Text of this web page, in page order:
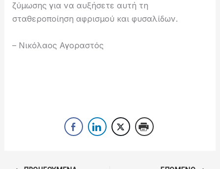
ζύμωσης για να αυξήσετε αυτή τη
σταθεροποίηση αφρισμού και φυσαλίδων.
– Νικόλαος Αγοραστός